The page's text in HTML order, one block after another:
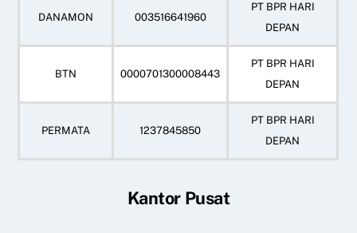
DANAMON 003516641960
PT BPR HARI
DEPAN
BTN 0000701300008443
PT BPR HARI
DEPAN
PERMATA 1237845850
PT BPR HARI
DEPAN
Kantor Pusat